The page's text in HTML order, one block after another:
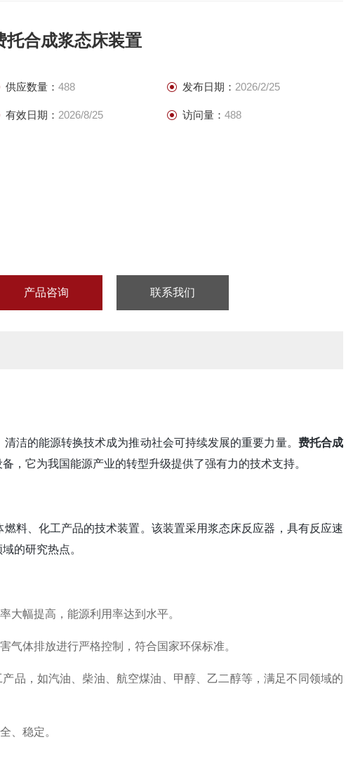
托合成浆态床装置
供应数量：488 发布日期： 2026/2/25
有效日期： 2026/8/25 访问量： 488
产品咨询 联系我们
洁的能源转换技术成为推动社会可持续发展的重要力量。 费托合成
，它为我国能源产业的转型升级提供了强有力的技术支持。
料、化工产品的技术装置。该装置采用浆态床反应器，具有反应速
的研究热点。
大幅提高，能源利用率达到水平。
气体排放进行严格控制，符合国家环保标准。
品，如汽油、柴油、航空煤油、甲醇、乙二醇等，满足不同领域的
、稳定。